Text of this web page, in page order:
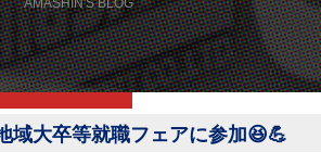
AMASHIN'S BLOG
域大卒等就職フェアに参加😆💪